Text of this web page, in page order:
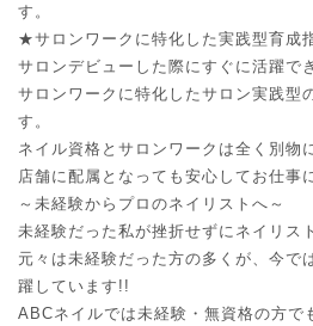
す。
★サロンワークに特化した実践型育成
サロンデビューした際にすぐに活躍で
サロンワークに特化したサロン実践型
す。
ネイル資格とサロンワークは全く別物
店舗に配属となっても安心してお仕事
～未経験からプロのネイリストへ～
未経験だった私が挫折せずにネイリス
元々は未経験だった方の多くが、今で
躍しています!!
ABCネイルでは未経験・無資格の方で